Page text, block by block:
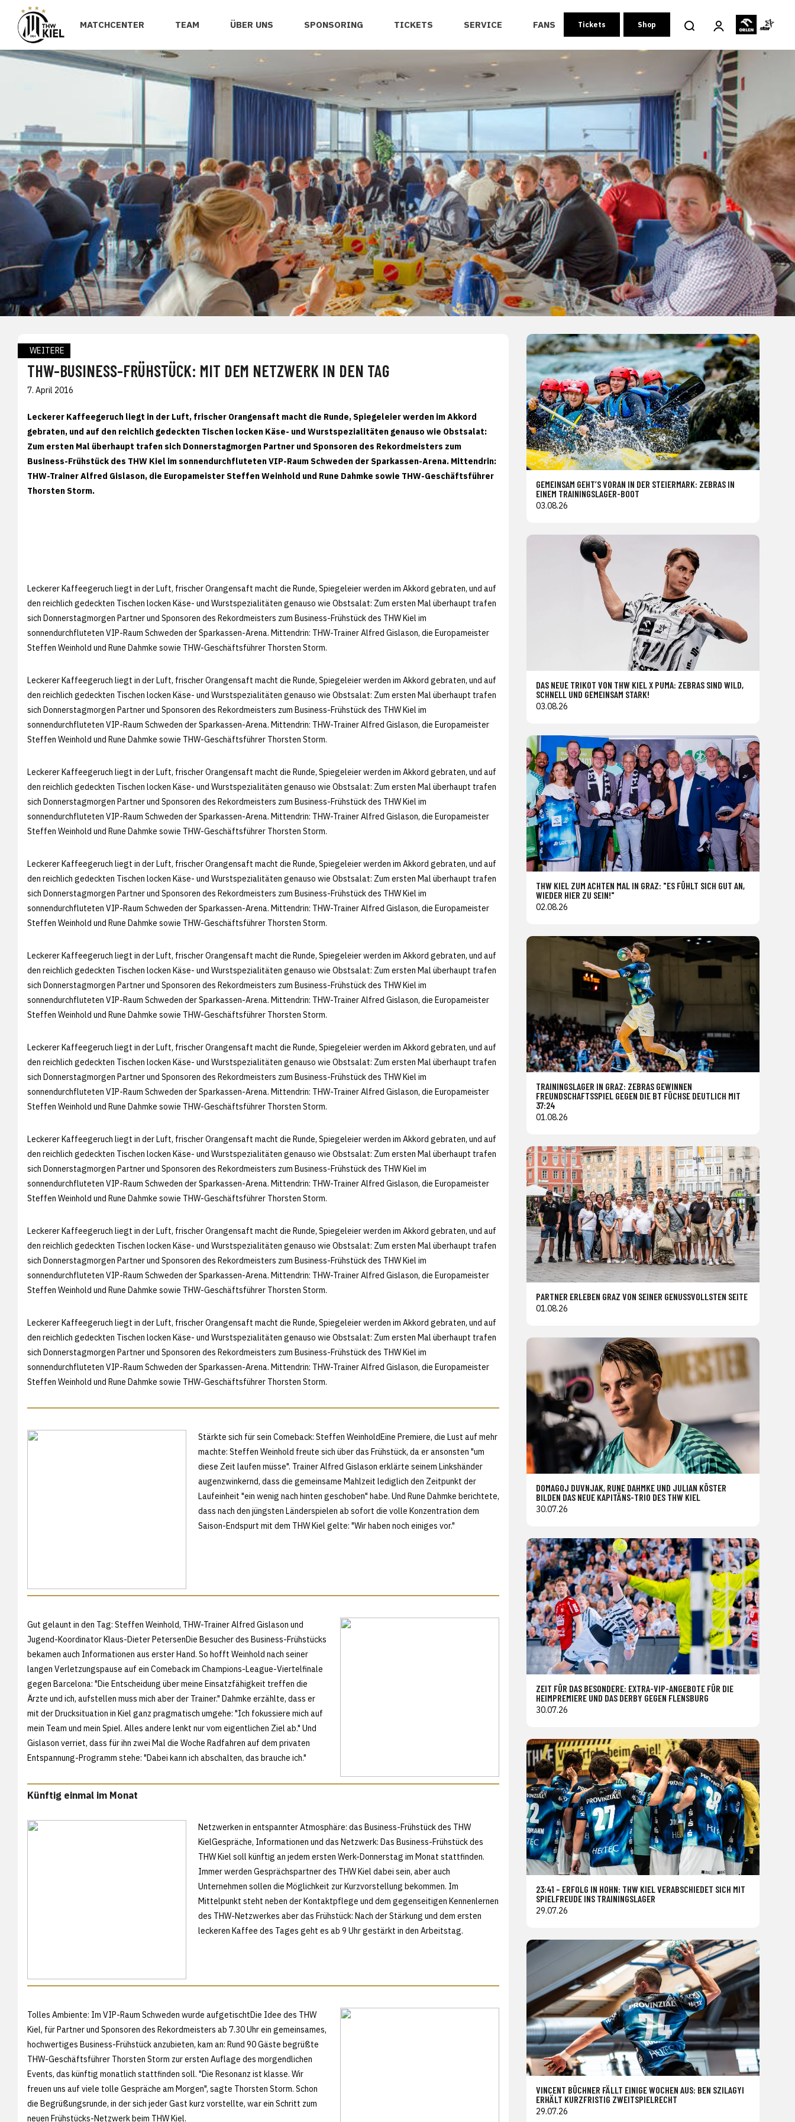
MATCHCENTER TEAM ÜBER UNS SPONSORING TICKETS SERVICE FANS Tickets Shop
WEITERE
THW-BUSINESS-FRÜHSTÜCK: MIT DEM NETZWERK IN DEN TAG
7. April 2016
Leckerer Kaffeegeruch liegt in der Luft, frischer Orangensaft macht die Runde, Spiegeleier werden im Akkord
gebraten, und auf den reichlich gedeckten Tischen locken Käse- und Wurstspezialitäten genauso wie Obstsalat:
Zum ersten Mal überhaupt trafen sich Donnerstagmorgen Partner und Sponsoren des Rekordmeisters zum
Business-Frühstück des THW Kiel im sonnendurchfluteten VIP-Raum Schweden der Sparkassen-Arena. Mittendrin:
THW-Trainer Alfred Gislason, die Europameister Steffen Weinhold und Rune Dahmke sowie THW-Geschäftsführer
Thorsten Storm.
Leckerer Kaffeegeruch liegt in der Luft, frischer Orangensaft macht die Runde, Spiegeleier werden im Akkord gebraten, und auf
den reichlich gedeckten Tischen locken Käse- und Wurstspezialitäten genauso wie Obstsalat: Zum ersten Mal überhaupt trafen
sich Donnerstagmorgen Partner und Sponsoren des Rekordmeisters zum Business-Frühstück des THW Kiel im
sonnendurchfluteten VIP-Raum Schweden der Sparkassen-Arena. Mittendrin: THW-Trainer Alfred Gislason, die Europameister
Steffen Weinhold und Rune Dahmke sowie THW-Geschäftsführer Thorsten Storm.
Leckerer Kaffeegeruch liegt in der Luft, frischer Orangensaft macht die Runde, Spiegeleier werden im Akkord gebraten, und auf
den reichlich gedeckten Tischen locken Käse- und Wurstspezialitäten genauso wie Obstsalat: Zum ersten Mal überhaupt trafen
sich Donnerstagmorgen Partner und Sponsoren des Rekordmeisters zum Business-Frühstück des THW Kiel im
sonnendurchfluteten VIP-Raum Schweden der Sparkassen-Arena. Mittendrin: THW-Trainer Alfred Gislason, die Europameister
Steffen Weinhold und Rune Dahmke sowie THW-Geschäftsführer Thorsten Storm.
Leckerer Kaffeegeruch liegt in der Luft, frischer Orangensaft macht die Runde, Spiegeleier werden im Akkord gebraten, und auf
den reichlich gedeckten Tischen locken Käse- und Wurstspezialitäten genauso wie Obstsalat: Zum ersten Mal überhaupt trafen
sich Donnerstagmorgen Partner und Sponsoren des Rekordmeisters zum Business-Frühstück des THW Kiel im
sonnendurchfluteten VIP-Raum Schweden der Sparkassen-Arena. Mittendrin: THW-Trainer Alfred Gislason, die Europameister
Steffen Weinhold und Rune Dahmke sowie THW-Geschäftsführer Thorsten Storm.
Leckerer Kaffeegeruch liegt in der Luft, frischer Orangensaft macht die Runde, Spiegeleier werden im Akkord gebraten, und auf
den reichlich gedeckten Tischen locken Käse- und Wurstspezialitäten genauso wie Obstsalat: Zum ersten Mal überhaupt trafen
sich Donnerstagmorgen Partner und Sponsoren des Rekordmeisters zum Business-Frühstück des THW Kiel im
sonnendurchfluteten VIP-Raum Schweden der Sparkassen-Arena. Mittendrin: THW-Trainer Alfred Gislason, die Europameister
Steffen Weinhold und Rune Dahmke sowie THW-Geschäftsführer Thorsten Storm.
Leckerer Kaffeegeruch liegt in der Luft, frischer Orangensaft macht die Runde, Spiegeleier werden im Akkord gebraten, und auf
den reichlich gedeckten Tischen locken Käse- und Wurstspezialitäten genauso wie Obstsalat: Zum ersten Mal überhaupt trafen
sich Donnerstagmorgen Partner und Sponsoren des Rekordmeisters zum Business-Frühstück des THW Kiel im
sonnendurchfluteten VIP-Raum Schweden der Sparkassen-Arena. Mittendrin: THW-Trainer Alfred Gislason, die Europameister
Steffen Weinhold und Rune Dahmke sowie THW-Geschäftsführer Thorsten Storm.
Leckerer Kaffeegeruch liegt in der Luft, frischer Orangensaft macht die Runde, Spiegeleier werden im Akkord gebraten, und auf
den reichlich gedeckten Tischen locken Käse- und Wurstspezialitäten genauso wie Obstsalat: Zum ersten Mal überhaupt trafen
sich Donnerstagmorgen Partner und Sponsoren des Rekordmeisters zum Business-Frühstück des THW Kiel im
sonnendurchfluteten VIP-Raum Schweden der Sparkassen-Arena. Mittendrin: THW-Trainer Alfred Gislason, die Europameister
Steffen Weinhold und Rune Dahmke sowie THW-Geschäftsführer Thorsten Storm.
Leckerer Kaffeegeruch liegt in der Luft, frischer Orangensaft macht die Runde, Spiegeleier werden im Akkord gebraten, und auf
den reichlich gedeckten Tischen locken Käse- und Wurstspezialitäten genauso wie Obstsalat: Zum ersten Mal überhaupt trafen
sich Donnerstagmorgen Partner und Sponsoren des Rekordmeisters zum Business-Frühstück des THW Kiel im
sonnendurchfluteten VIP-Raum Schweden der Sparkassen-Arena. Mittendrin: THW-Trainer Alfred Gislason, die Europameister
Steffen Weinhold und Rune Dahmke sowie THW-Geschäftsführer Thorsten Storm.
Leckerer Kaffeegeruch liegt in der Luft, frischer Orangensaft macht die Runde, Spiegeleier werden im Akkord gebraten, und auf
den reichlich gedeckten Tischen locken Käse- und Wurstspezialitäten genauso wie Obstsalat: Zum ersten Mal überhaupt trafen
sich Donnerstagmorgen Partner und Sponsoren des Rekordmeisters zum Business-Frühstück des THW Kiel im
sonnendurchfluteten VIP-Raum Schweden der Sparkassen-Arena. Mittendrin: THW-Trainer Alfred Gislason, die Europameister
Steffen Weinhold und Rune Dahmke sowie THW-Geschäftsführer Thorsten Storm.
Leckerer Kaffeegeruch liegt in der Luft, frischer Orangensaft macht die Runde, Spiegeleier werden im Akkord gebraten, und auf
den reichlich gedeckten Tischen locken Käse- und Wurstspezialitäten genauso wie Obstsalat: Zum ersten Mal überhaupt trafen
sich Donnerstagmorgen Partner und Sponsoren des Rekordmeisters zum Business-Frühstück des THW Kiel im
sonnendurchfluteten VIP-Raum Schweden der Sparkassen-Arena. Mittendrin: THW-Trainer Alfred Gislason, die Europameister
Steffen Weinhold und Rune Dahmke sowie THW-Geschäftsführer Thorsten Storm.
Stärkte sich für sein Comeback: Steffen WeinholdEine Premiere, die Lust auf mehr
machte: Steffen Weinhold freute sich über das Frühstück, da er ansonsten "um
diese Zeit laufen müsse". Trainer Alfred Gislason erklärte seinem Linkshänder
augenzwinkernd, dass die gemeinsame Mahlzeit lediglich den Zeitpunkt der
Laufeinheit "ein wenig nach hinten geschoben" habe. Und Rune Dahmke berichtete,
dass nach den jüngsten Länderspielen ab sofort die volle Konzentration dem
Saison-Endspurt mit dem THW Kiel gelte: "Wir haben noch einiges vor."
Gut gelaunt in den Tag: Steffen Weinhold, THW-Trainer Alfred Gislason und
Jugend-Koordinator Klaus-Dieter PetersenDie Besucher des Business-Frühstücks
bekamen auch Informationen aus erster Hand. So hofft Weinhold nach seiner
langen Verletzungspause auf ein Comeback im Champions-League-Viertelfinale
gegen Barcelona: "Die Entscheidung über meine Einsatzfähigkeit treffen die
Ärzte und ich, aufstellen muss mich aber der Trainer." Dahmke erzählte, dass er
mit der Drucksituation in Kiel ganz pragmatisch umgehe: "Ich fokussiere mich auf
mein Team und mein Spiel. Alles andere lenkt nur vom eigentlichen Ziel ab." Und
Gislason verriet, dass für ihn zwei Mal die Woche Radfahren auf dem privaten
Entspannung-Programm stehe: "Dabei kann ich abschalten, das brauche ich."
Künftig einmal im Monat
Netzwerken in entspannter Atmosphäre: das Business-Frühstück des THW
KielGespräche, Informationen und das Netzwerk: Das Business-Frühstück des
THW Kiel soll künftig an jedem ersten Werk-Donnerstag im Monat stattfinden.
Immer werden Gesprächspartner des THW Kiel dabei sein, aber auch
Unternehmen sollen die Möglichkeit zur Kurzvorstellung bekommen. Im
Mittelpunkt steht neben der Kontaktpflege und dem gegenseitigen Kennenlernen
des THW-Netzwerkes aber das Frühstück: Nach der Stärkung und dem ersten
leckeren Kaffee des Tages geht es ab 9 Uhr gestärkt in den Arbeitstag.
Tolles Ambiente: Im VIP-Raum Schweden wurde aufgetischtDie Idee des THW
Kiel, für Partner und Sponsoren des Rekordmeisters ab 7.30 Uhr ein gemeinsames,
hochwertiges Business-Frühstück anzubieten, kam an: Rund 90 Gäste begrüßte
THW-Geschäftsführer Thorsten Storm zur ersten Auflage des morgendlichen
Events, das künftig monatlich stattfinden soll. "Die Resonanz ist klasse. Wir
freuen uns auf viele tolle Gespräche am Morgen", sagte Thorsten Storm. Schon
die Begrüßungsrunde, in der sich jeder Gast kurz vorstellte, war ein Schritt zum
neuen Frühstücks-Netzwerk beim THW Kiel.
GEMEINSAM GEHT’S VORAN IN DER STEIERMARK: ZEBRAS IN
EINEM TRAININGSLAGER-BOOT
03.08.26
DAS NEUE TRIKOT VON THW KIEL X PUMA: ZEBRAS SIND WILD,
SCHNELL UND GEMEINSAM STARK!
03.08.26
THW KIEL ZUM ACHTEN MAL IN GRAZ: "ES FÜHLT SICH GUT AN,
WIEDER HIER ZU SEIN!"
02.08.26
TRAININGSLAGER IN GRAZ: ZEBRAS GEWINNEN
FREUNDSCHAFTSSPIEL GEGEN DIE BT FÜCHSE DEUTLICH MIT
37:24
01.08.26
PARTNER ERLEBEN GRAZ VON SEINER GENUSSVOLLSTEN SEITE
01.08.26
DOMAGOJ DUVNJAK, RUNE DAHMKE UND JULIAN KÖSTER
BILDEN DAS NEUE KAPITÄNS-TRIO DES THW KIEL
30.07.26
ZEIT FÜR DAS BESONDERE: EXTRA-VIP-ANGEBOTE FÜR DIE
HEIMPREMIERE UND DAS DERBY GEGEN FLENSBURG
30.07.26
23:41 – ERFOLG IN HOHN: THW KIEL VERABSCHIEDET SICH MIT
SPIELFREUDE INS TRAININGSLAGER
29.07.26
VINCENT BÜCHNER FÄLLT EINIGE WOCHEN AUS: BEN SZILAGYI
ERHÄLT KURZFRISTIG ZWEITSPIELRECHT
29.07.26